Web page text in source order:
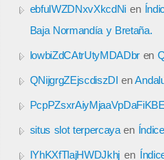
ebfuIWZDNxvXkcdNi en
Baja Normandía y Bretaña.
lowbiZdCAtrUtyMDADbr en
QNijgrgZEjscdiszDI en
PcpPZsxrAiyMjaaVpDaFiKBE
situs slot terpercayaen
IYhKXfTlajHWDJkhj en